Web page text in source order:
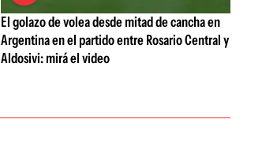
El golazo de volea desde mitad de cancha en
Argentina en el partido entre Rosario Central y
Aldosivi: mirá el video